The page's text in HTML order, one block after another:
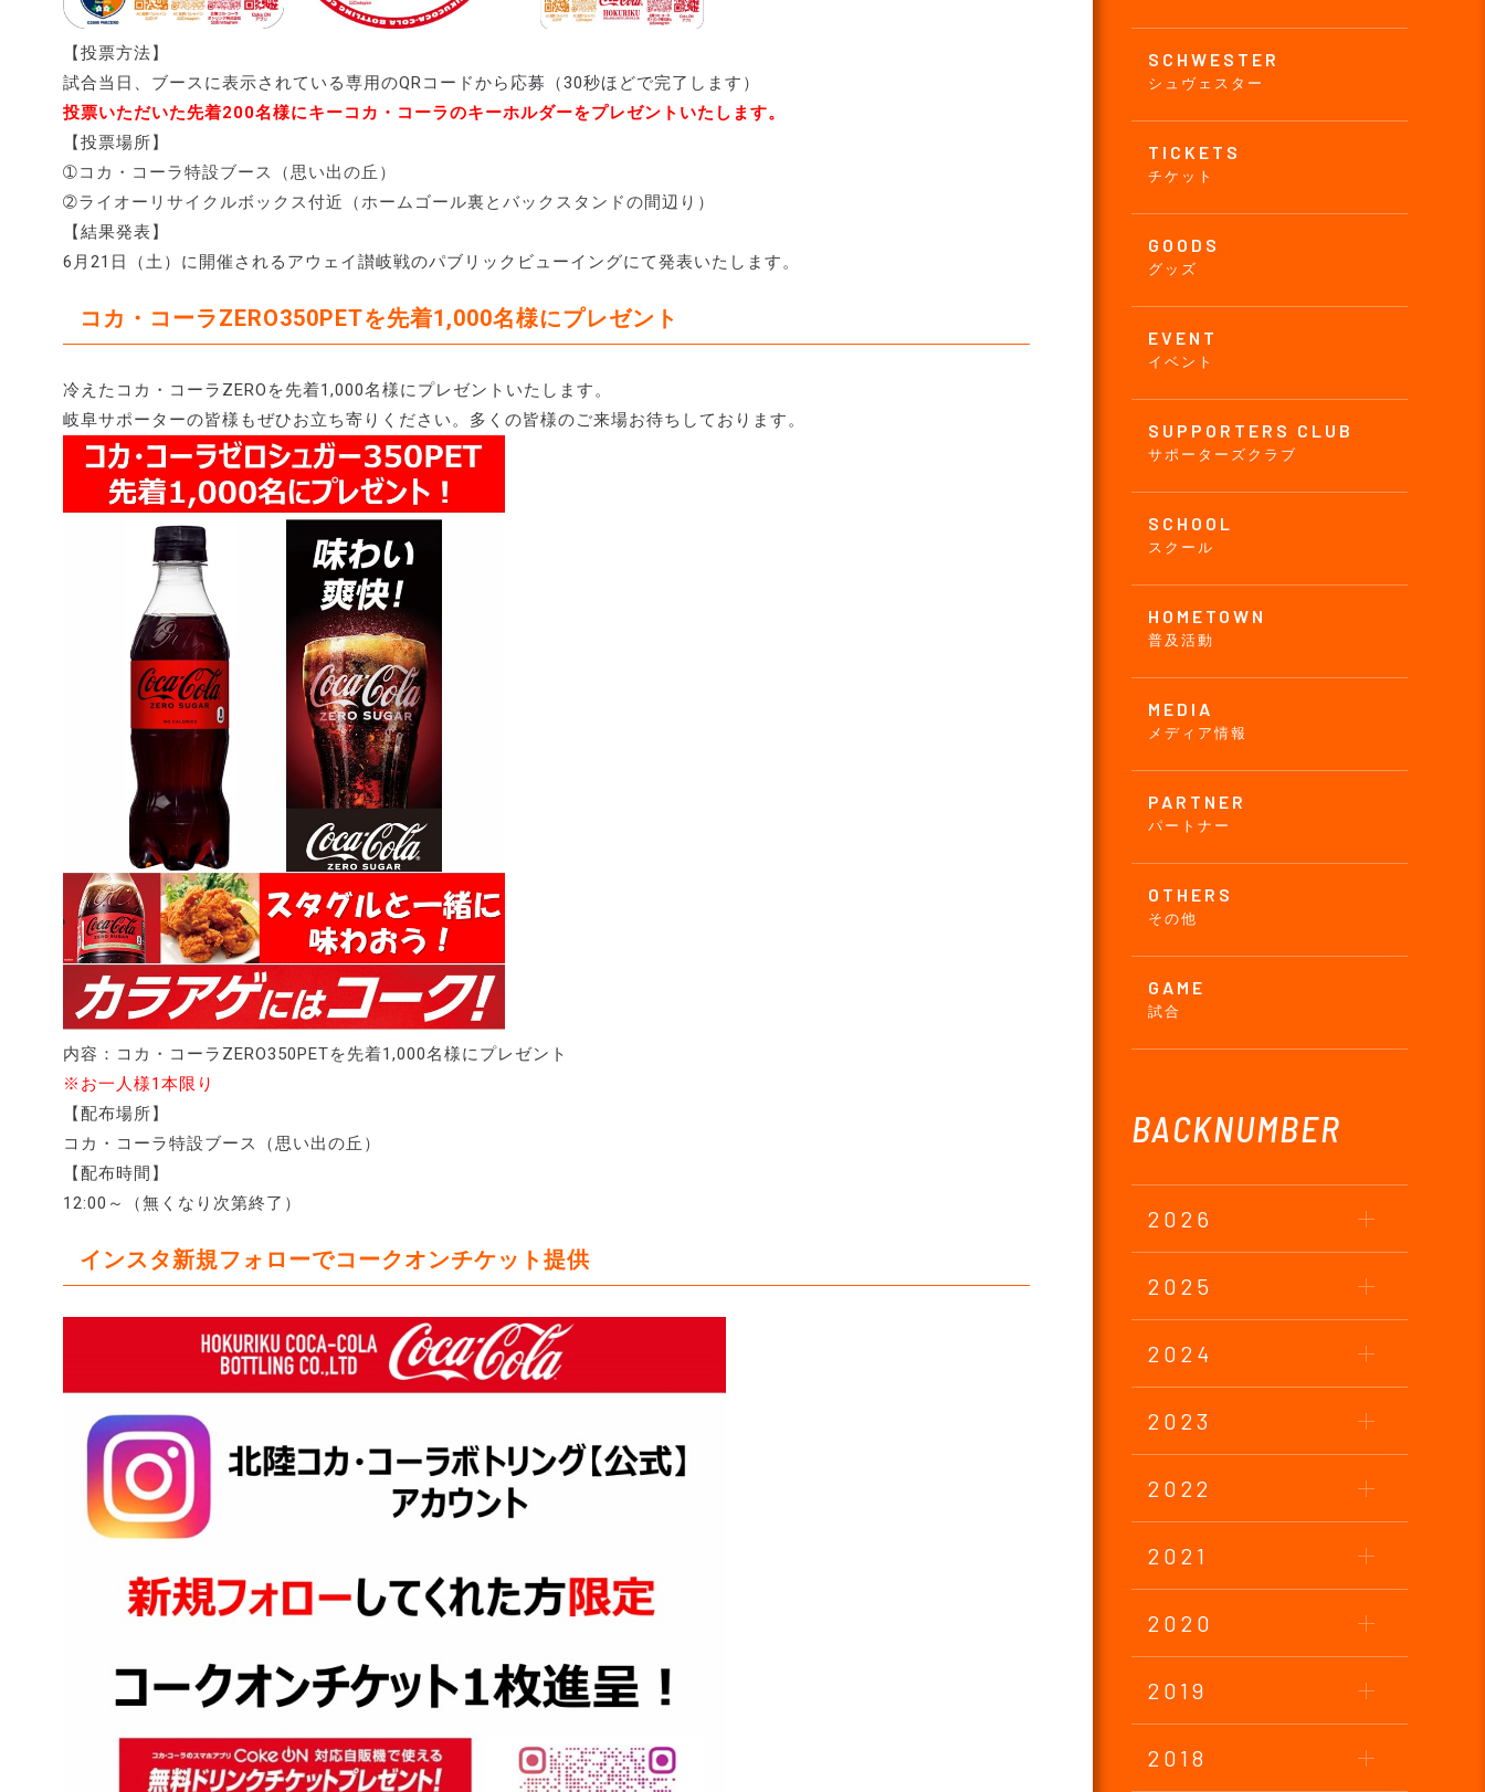
SCHWESTER
シュヴェスター
TICKETS
チケット
GOODS
グッズ
EVENT
イベント
SUPPORTERS CLUB
サポーターズクラブ
SCHOOL
スクール
HOMETOWN
普及活動
MEDIA
メディア情報
PARTNER
パートナー
OTHERS
その他
GAME
試合
BACKNUMBER
2026
2025
2024
2023
2022
2021
2020
2019
2018
【投票方法】
試合当日、ブースに表示されている専用のQRコードから応募（30秒ほどで完了します）
投票いただいた先着200名様にキーコカ・コーラのキーホルダーをプレゼントいたします。
【投票場所】
➀コカ・コーラ特設ブース（思い出の丘）
➁ライオーリサイクルボックス付近（ホームゴール裏とバックスタンドの間辺り）
【結果発表】
6月21日（土）に開催されるアウェイ讃岐戦のパブリックビューイングにて発表いたします。
コカ・コーラZERO350PETを先着1,000名様にプレゼント
冷えたコカ・コーラZEROを先着1,000名様にプレゼントいたします。
岐阜サポーターの皆様もぜひお立ち寄りください。多くの皆様のご来場お待ちしております。
内容：コカ・コーラZERO350PETを先着1,000名様にプレゼント
※お一人様1本限り
【配布場所】
コカ・コーラ特設ブース（思い出の丘）
【配布時間】
12:00～（無くなり次第終了）
インスタ新規フォローでコークオンチケット提供